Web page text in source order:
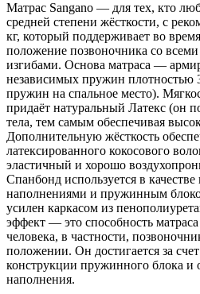
Матрас Sangano — для тех, кто
средней степени жёсткости, с
кг, который поддерживает во
положение позвоночника со
изгибами. Основа матраса —
независимых пружин плотностью
пружин на спальное место).
придаёт натуральный Латекс (он
тела, тем самым обеспечивая
Дополнительную жёсткость
латексированного кокосового
эластичный и хорошо
Спанбонд используется в
наполнениями и пружинным
усилен каркасом из
эффект — это способность
человека, в частности,
положении. Он достигается за
конструкции пружинного блока и
наполнения.